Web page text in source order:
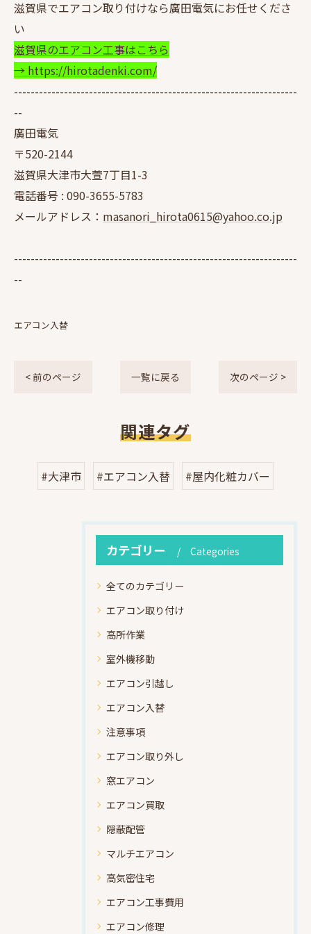
滋賀県でエアコン取り付けなら廣田電気にお任せくださ
い
滋賀県のエアコン工事はこちら
→ https://hirotadenki.com/
--------------------------------------------------------------------
--
廣田電気
〒520-2144
滋賀県大津市大萱7丁目1-3
電話番号 : 090-3655-5783
メールアドレス： masanori_hirota0615@yahoo.co.jp
--------------------------------------------------------------------
--
エアコン入替
< 前のページ 一覧に戻る 次のページ >
関連タグ
#大津市 #エアコン入替 #屋内化粧カバー
カテゴリー Categories
全てのカテゴリー
エアコン取り付け
高所作業
室外機移動
エアコン引越し
エアコン入替
注意事項
エアコン取り外し
窓エアコン
エアコン買取
隠蔽配管
マルチエアコン
高気密住宅
エアコン工事費用
エアコン修理